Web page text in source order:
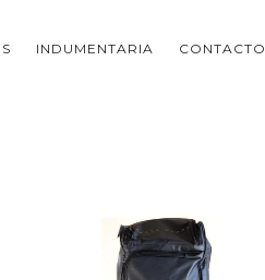
INDUMENTARIA CONTACTO